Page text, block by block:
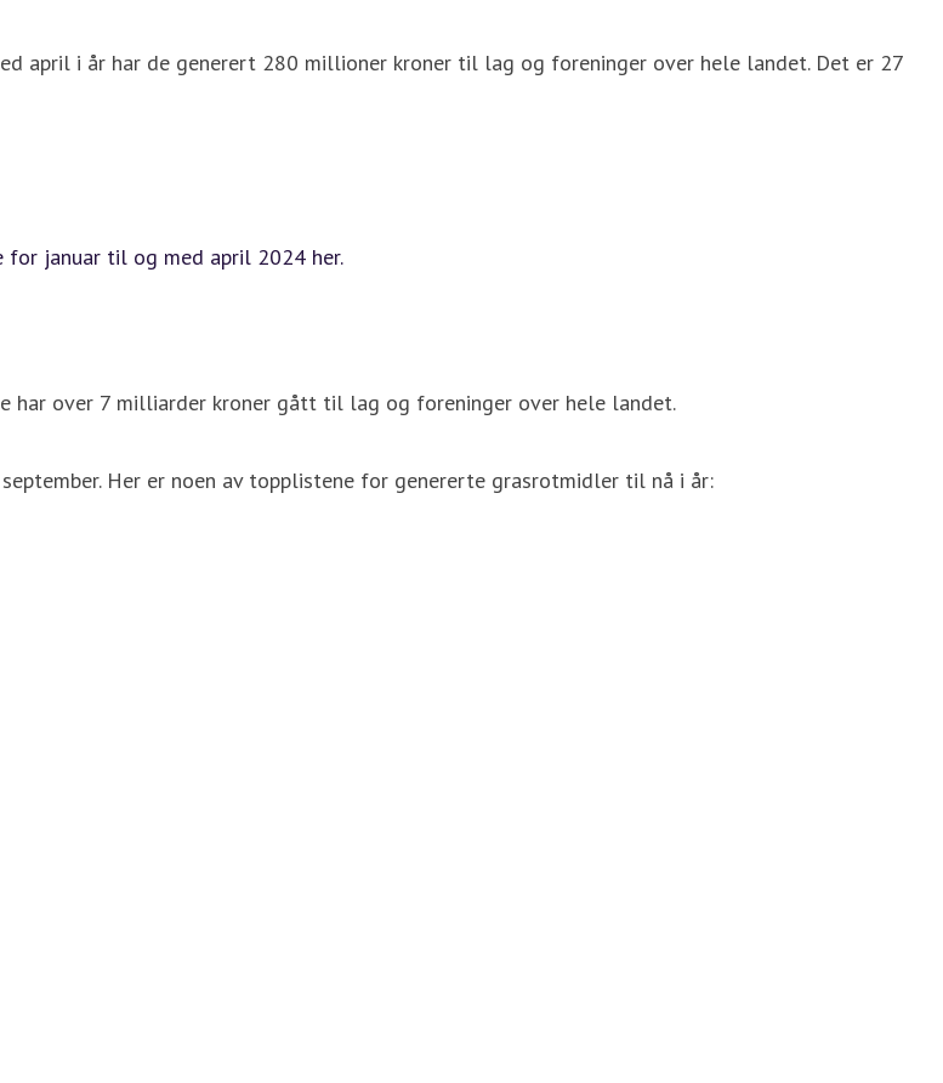
april i år har de generert 280 millioner kroner til lag og foreninger over hele landet. Det er 27
januar til og med april 2024 her.
har over 7 milliarder kroner gått til lag og foreninger over hele landet.
Her er noen av topplistene for genererte grasrotmidler til nå i år: